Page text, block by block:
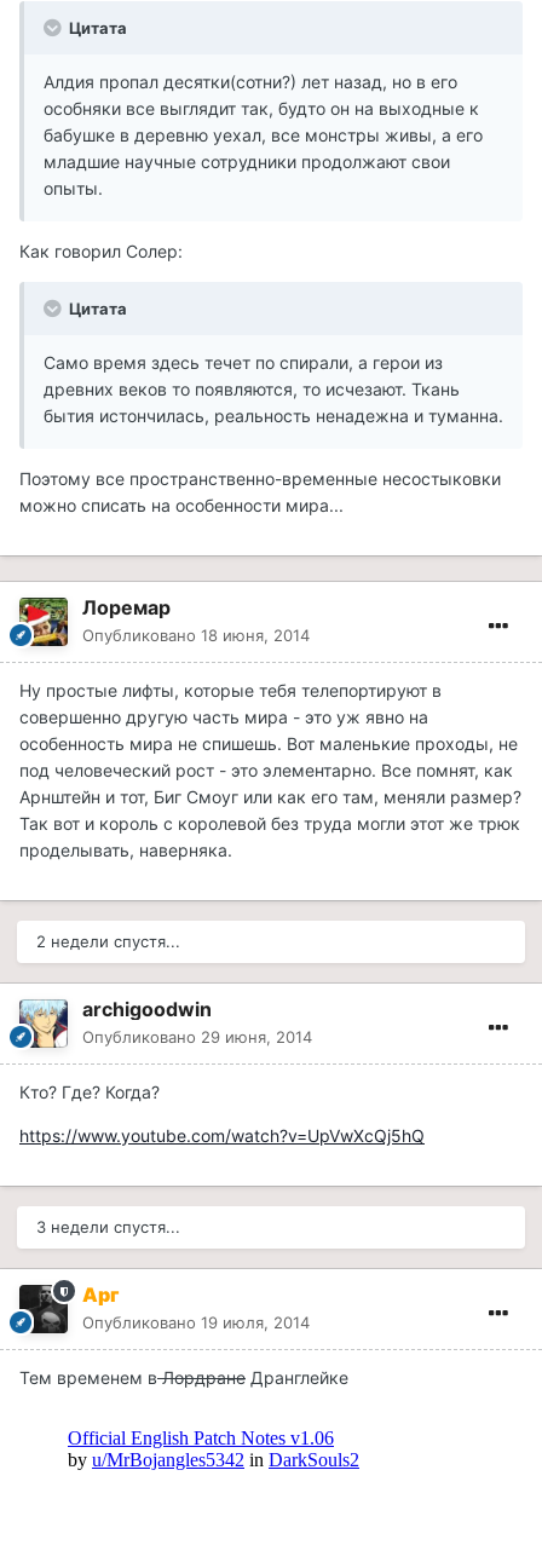
Цитата
Алдия пропал десятки(сотни?) лет назад, но в его
особняки все выглядит так, будто он на выходные к
бабушке в деревню уехал, все монстры живы, а его
младшие научные сотрудники продолжают свои
опыты.
Как говорил Солер:
Цитата
Само время здесь течет по спирали, а герои из
древних веков то появляются, то исчезают. Ткань
бытия истончилась, реальность ненадежна и туманна.
Поэтому все пространственно-временные несостыковки
можно списать на особенности мира...
Лоремар
Опубликовано 18 июня, 2014
Ну простые лифты, которые тебя телепортируют в
совершенно другую часть мира - это уж явно на
особенность мира не спишешь. Вот маленькие проходы, не
под человеческий рост - это элементарно. Все помнят, как
Арнштейн и тот, Биг Смоуг или как его там, меняли размер?
Так вот и король с королевой без труда могли этот же трюк
проделывать, наверняка.
2 недели спустя...
archigoodwin
Опубликовано 29 июня, 2014
Кто? Где? Когда?
https://www.youtube.com/watch?v=UpVwXcQj5hQ
3 недели спустя...
Арг
Опубликовано 19 июля, 2014
Тем временем вЛордране Дранглейке